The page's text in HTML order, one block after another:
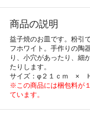
商品の説明
益子焼のお皿です。粉引
フホワイト。手作りの陶
り、小穴があったり、細
たりします。
サイズ：φ２１ｃｍ ×
※この商品には梱包料が
ています。